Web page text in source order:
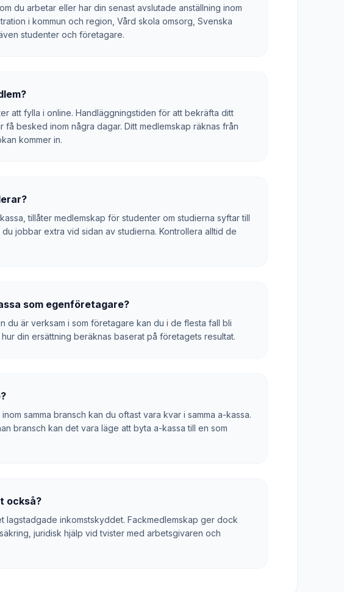
du arbetar eller har din senast avslutade anställning inom
i kommun och region, Vård skola omsorg, Svenska
studenter och företagare.
att fylla i online. Handläggningstiden för att bekräfta ditt
få besked inom några dagar. Ditt medlemskap räknas från
kommer in.
tillåter medlemskap för studenter om studierna syftar till
jobbar extra vid sidan av studierna. Kontrollera alltid de
som egenföretagare?
du är verksam i som företagare kan du i de flesta fall bli
din ersättning beräknas baserat på företagets resultat.
samma bransch kan du oftast vara kvar i samma a-kassa.
bransch kan det vara läge att byta a-kassa till en som
också?
lagstadgade inkomstskyddet. Fackmedlemskap ger dock
juridisk hjälp vid tvister med arbetsgivaren och